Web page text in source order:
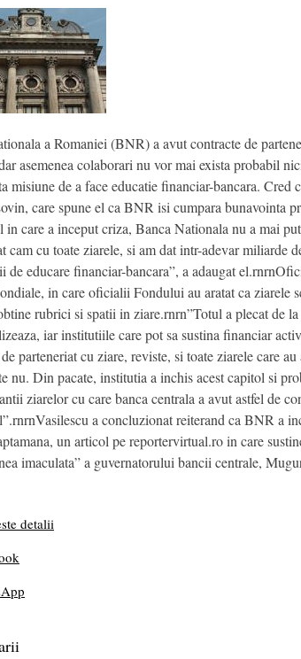
a Romaniei (BNR) a avut contracte de
asemenea colaborari nu vor mai exista probabil
misiune de a face educatie financiar-bancara.
care spune el ca BNR isi cumpara bunavointa
in care a inceput criza, Banca Nationala nu a mai
cam cu toate ziarele, si am dat intr-adevar miliarde
de educare financiar-bancara”, a adaugat
in care oficialii Fondului au aratat ca ziarele
rubrici si spatii in ziare.rnrn”Totul a plecat de
iar institutiile care pot sa sustina financiar
parteneriat cu ziare, reviste, si toate ziarele care
nu. Din pacate, institutia a inchis acest capitol si
ziarelor cu care banca centrala a avut astfel de
a concluzionat reiterand ca BNR a
un articol pe reportervirtual.ro in care
imaculata” a guvernatorului bancii centrale,
detalii